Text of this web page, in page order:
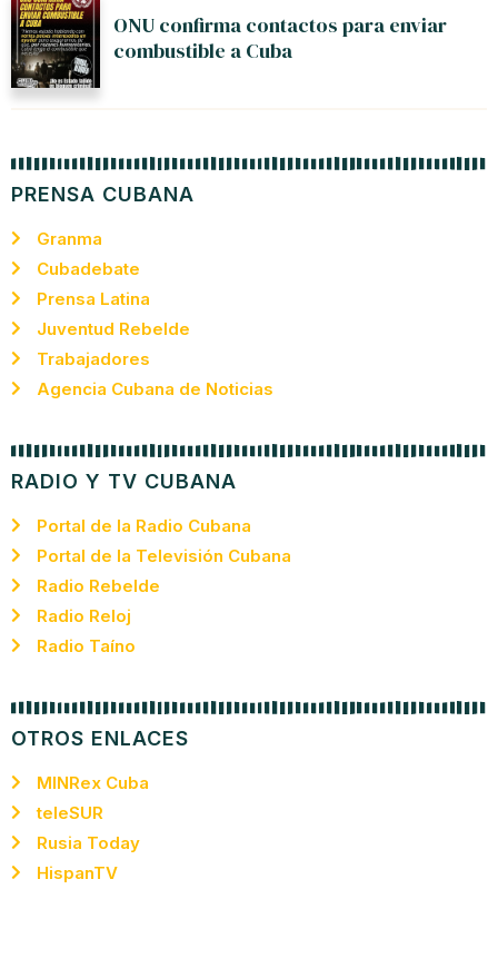
ONU confirma contactos para enviar
combustible a Cuba
PRENSA CUBANA
Granma
Cubadebate
Prensa Latina
Juventud Rebelde
Trabajadores
Agencia Cubana de Noticias
RADIO Y TV CUBANA
Portal de la Radio Cubana
Portal de la Televisión Cubana
Radio Rebelde
Radio Reloj
Radio Taíno
OTROS ENLACES
MINRex Cuba
teleSUR
Rusia Today
HispanTV